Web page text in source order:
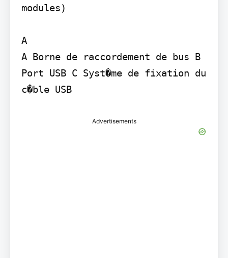
modules)
A
A Borne de raccordement de bus B
Port USB C Syst�me de fixation du
c�ble USB
Advertisements